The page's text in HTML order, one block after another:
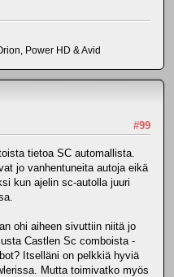
Power HD & Avid
#99
tietoa SC automallista.
jo vanhentuneita autoja eikä
kun ajelin sc-autolla juuri
ohi aiheen sivuttiin niitä jo
Castlen Sc comboista -
Itselläni on pelkkiä hyviä
Mutta toimivatko myös